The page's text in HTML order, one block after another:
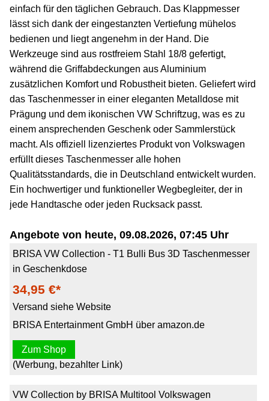
einfach für den täglichen Gebrauch. Das Klappmesser
lässt sich dank der eingestanzten Vertiefung mühelos
bedienen und liegt angenehm in der Hand. Die
Werkzeuge sind aus rostfreiem Stahl 18/8 gefertigt,
während die Griffabdeckungen aus Aluminium
zusätzlichen Komfort und Robustheit bieten. Geliefert wird
das Taschenmesser in einer eleganten Metalldose mit
Prägung und dem ikonischen VW Schriftzug, was es zu
einem ansprechenden Geschenk oder Sammlerstück
macht. Als offiziell lizenziertes Produkt von Volkswagen
erfüllt dieses Taschenmesser alle hohen
Qualitätsstandards, die in Deutschland entwickelt wurden.
Ein hochwertiger und funktioneller Wegbegleiter, der in
jede Handtasche oder jeden Rucksack passt.
Angebote von heute, 09.08.2026, 07:45 Uhr
BRISA VW Collection - T1 Bulli Bus 3D Taschenmesser
in Geschenkdose
34,95 €*
Versand siehe Website
BRISA Entertainment GmbH über amazon.de
Zum Shop
(Werbung, bezahlter Link)
VW Collection by BRISA Multitool Volkswagen